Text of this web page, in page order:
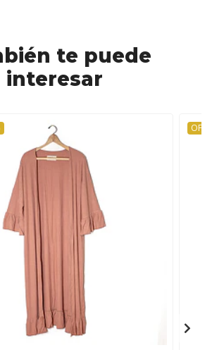
te puede
interesar